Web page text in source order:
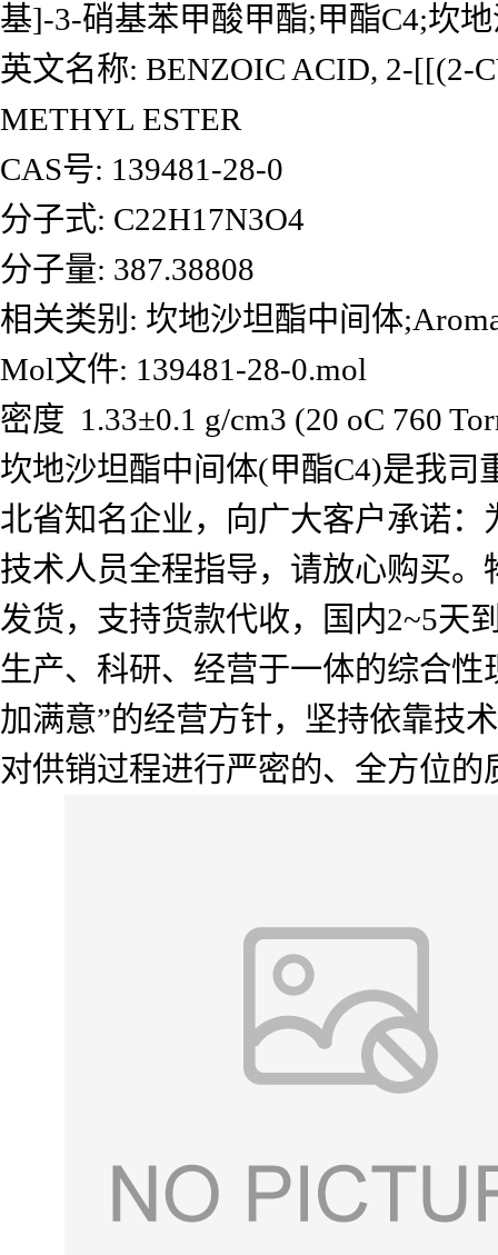
基]-3-硝基苯甲酸甲酯;甲酯C4;坎
英文名称: BENZOIC ACID, 2-
METHYL ESTER
CAS号: 139481-28-0
分子式: C22H17N3O4
分子量: 387.38808
相关类别: 坎地沙坦酯中间体
Mol文件: 139481-28-0.mol
密度 1.33±0.1 g/cm3 (20 oC 760
坎地沙坦酯中间体(甲酯C4)是我
北省知名企业，向广大客户承诺
技术人员全程指导，请放心购买
发货，支持货款代收，国内2~5天
生产、科研、经营于一体的综合
加满意”的经营方针，坚持依靠技
对供销过程进行严密的、全方位